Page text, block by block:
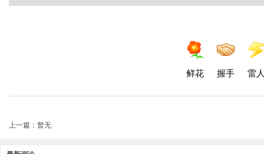
鲜花 握手 雷
上一篇：暂无